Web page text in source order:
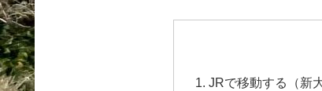
JRで移動する（新